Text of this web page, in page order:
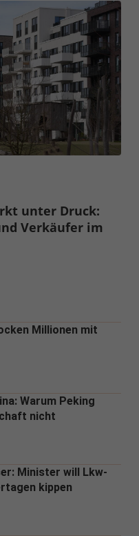
unter Druck:
Verkäufer im
Millionen mit
Warum Peking
nicht
Minister will Lkw-
kippen